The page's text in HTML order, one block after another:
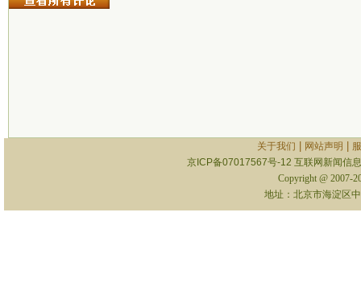
关于我们 网站声明
京ICP备07017567号-12 互联网新闻信
Copyright @ 2007-
地址：北京市海淀区